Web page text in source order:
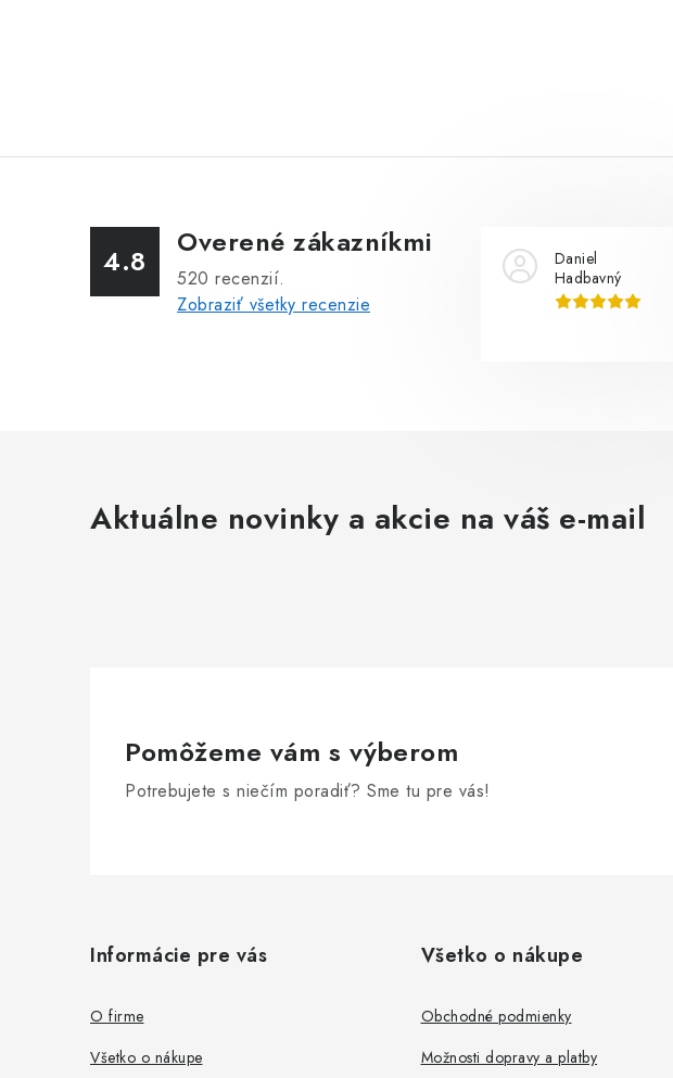
4.8
Overené zákazníkmi
520 recenzií.
Zobraziť všetky recenzie
Daniel
Hadbavný
Aktuálne novinky a akcie na váš e-mail
Pomôžeme vám s výberom
Potrebujete s niečím poradiť? Sme tu pre vás!
Informácie pre vás
O firme
Všetko o nákupe
Všetko o nákupe
Obchodné podmienky
Možnosti dopravy a platby